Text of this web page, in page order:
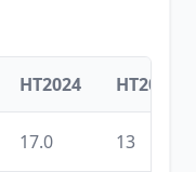
HT2024 HT2023
17.0 13